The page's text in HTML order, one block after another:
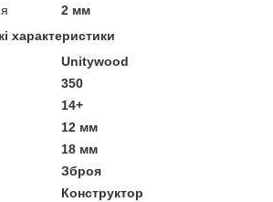
2 мм
характеристики
Unitywood
350
14+
12 мм
18 мм
Зброя
Конструктор